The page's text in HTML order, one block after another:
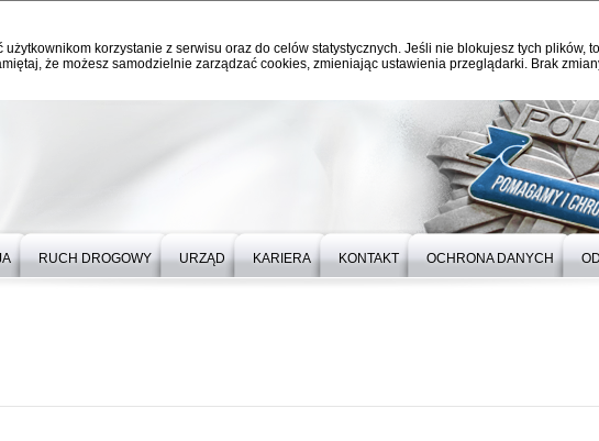
użytkownikom korzystanie z serwisu oraz do celów statystycznych. Jeśli nie blokujesz tych plików,
że możesz samodzielnie zarządzać cookies, zmieniając ustawienia przeglądarki. Brak
RUCH DROGOWY URZĄD KARIERA KONTAKT OCHRONA DANYCH